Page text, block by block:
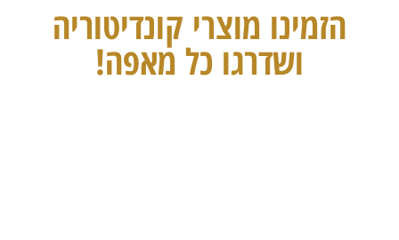
הזמינו מוצרי קונדיטוריה
ושדרגו כל מאפה!